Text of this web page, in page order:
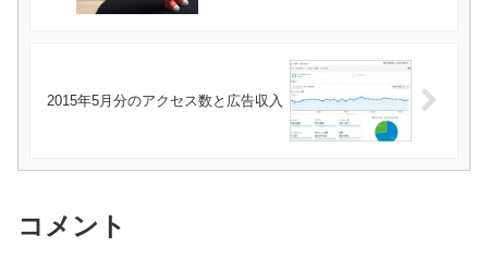
2015年5月分のアクセス数と広告収入
コメント